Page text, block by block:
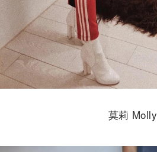
莫莉 Molly